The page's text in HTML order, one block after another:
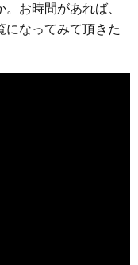
お時間があれば、
になってみて頂きた